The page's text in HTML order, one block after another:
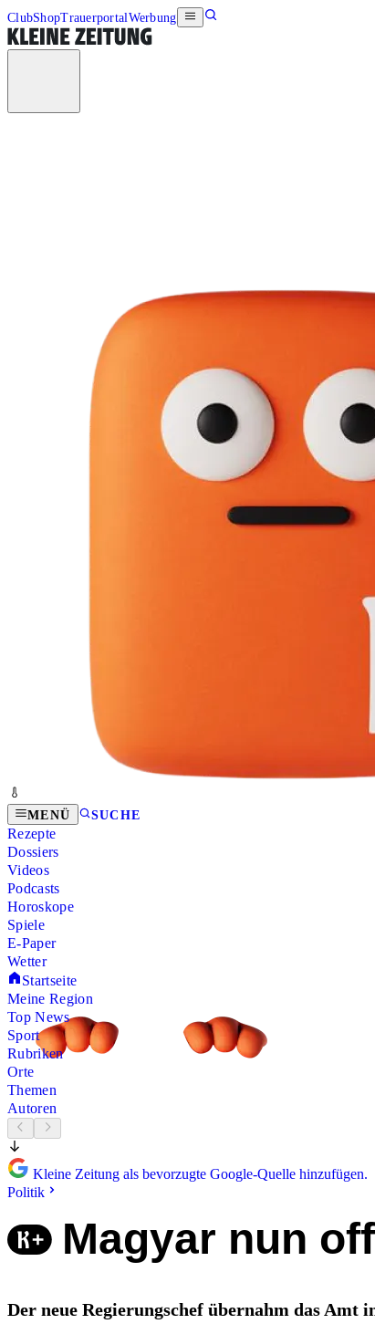
ClubShopTrauerportalWerbung
MENÜ SUCHE
Rezepte
Dossiers
Videos
Podcasts
Horoskope
Spiele
E-Paper
Wetter
Startseite
Meine Region
Top News
Sport
Rubriken
Orte
Themen
Autoren
Kleine Zeitung als bevorzugte Google-Quelle hinzufügen.
Politik
Magyar nun
Der neue Regierungschef übernahm das Amt